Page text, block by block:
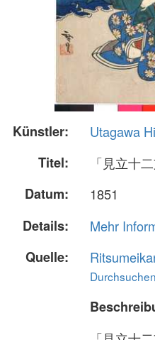
Künstler:
Utagawa
Titel:
「見立十二
Datum:
1851
Details:
Mehr
Quelle: